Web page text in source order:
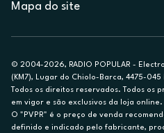
Mapa do site
© 2004-2026, RADIO POPULAR -
(KM7), Lugar do Chiolo-Barca, 4475-
Todos os direitos reservados. Todos os
em vigor e são exclusivos da loja online.
O "PVPR" é o preço de venda
definido e indicado pelo fabricante,